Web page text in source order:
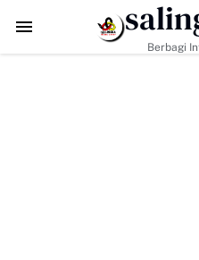
Tantangan Era Digital, Arisal
Berbagi